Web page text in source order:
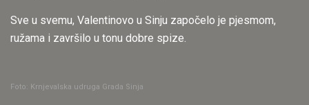
Sve u svemu, Valentinovo u Sinju započelo je pjesmom,
ružama i završilo u tonu dobre spize.
Foto: Krnjevalska udruga Grada Sinja